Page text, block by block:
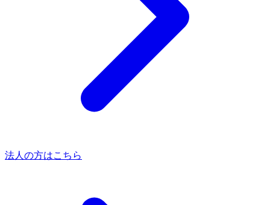
法人の方はこちら